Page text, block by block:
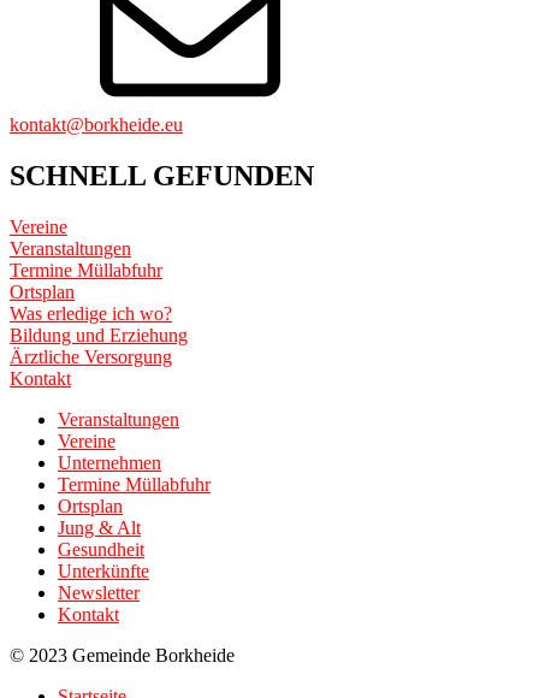
kontakt@borkheide.eu
SCHNELL GEFUNDEN
Vereine
Veranstaltungen
Termine Müllabfuhr
Ortsplan
Was erledige ich wo?
Bildung und Erziehung
Ärztliche Versorgung
Kontakt
Veranstaltungen
Vereine
Unternehmen
Termine Müllabfuhr
Ortsplan
Jung & Alt
Gesundheit
Unterkünfte
Newsletter
Kontakt
© 2023 Gemeinde Borkheide